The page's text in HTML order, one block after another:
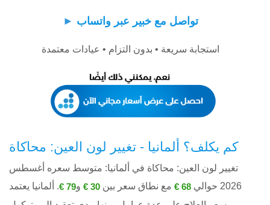
► تواصل مع خبير عبر واتساب
استجابة سريعة • بدون التزام • عيادات معتمدة
كم يكلف؟ ألمانيا - تغيير لون العين: محاكاة
تغيير لون العين: محاكاة في ألمانيا: متوسط ​​سعره أغسطس
2026 حوالي
68 € مع نطاق سعر بين 30 € و79 €
. ألمانيا يعتمد